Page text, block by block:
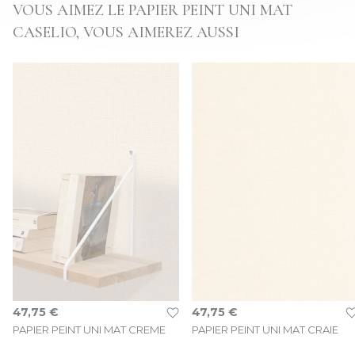
VOUS AIMEZ LE PAPIER PEINT UNI MAT
CASELIO, VOUS AIMEREZ AUSSI
PAPIER PEINT UNI MAT CREME
47,75 €
PAPIER PEINT UNI MAT CRAIE
47,75 €